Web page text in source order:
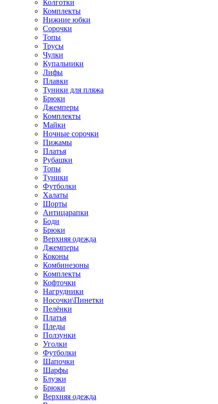
Колготки
Комплекты
Нижние юбки
Сорочки
Топы
Трусы
Чулки
Купальники
Лифы
Плавки
Туники для пляжа
Брюки
Джемперы
Комплекты
Майки
Ночные сорочки
Пижамы
Платья
Рубашки
Топы
Туники
Футболки
Халаты
Шорты
Антицарапки
Боди
Брюки
Верхняя одежда
Джемперы
Коконы
Комбинезоны
Комплекты
Кофточки
Нагрудники
Носочки\Пинетки
Пелёнки
Платья
Пледы
Ползунки
Уголки
Футболки
Шапочки
Шарфы
Блузки
Брюки
Верхняя одежда